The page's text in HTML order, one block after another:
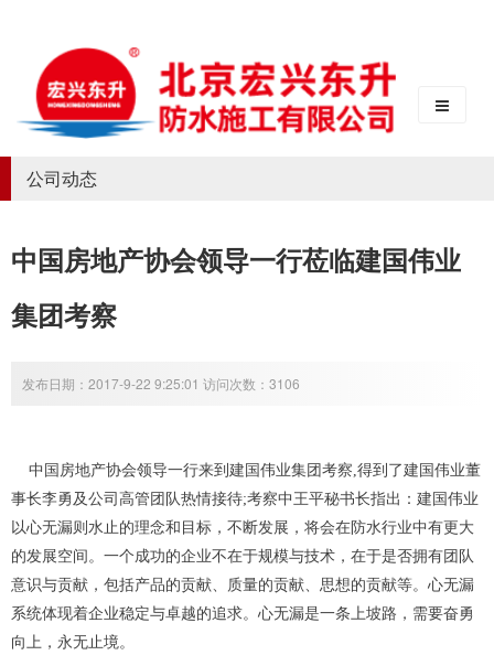
公司动态
中国房地产协会领导一行莅临建国伟业
集团考察
发布日期：2017-9-22 9:25:01 访问次数：3106
中国房地产协会领导一行来到建国伟业集团考察,得到了建国伟业董
事长李勇及公司高管团队热情接待;考察中王平秘书长指出：建国伟业
以心无漏则水止的理念和目标，不断发展，将会在防水行业中有更大
的发展空间。一个成功的企业不在于规模与技术，在于是否拥有团队
意识与贡献，包括产品的贡献、质量的贡献、思想的贡献等。心无漏
系统体现着企业稳定与卓越的追求。心无漏是一条上坡路，需要奋勇
向上，永无止境。